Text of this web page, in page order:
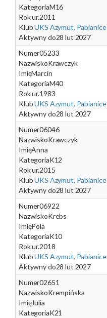
KategoriaM16
Rok ur.2011
KlubUKS Azymut, Pabianice
Aktywny do28 lut 2027
Numer05233
NazwiskoKrawczyk
ImięMarcin
KategoriaM40
Rok ur.1983
KlubUKS Azymut, Pabianice
Aktywny do28 lut 2027
Numer06046
NazwiskoKrawczyk
ImięAnna
KategoriaK12
Rok ur.2015
KlubUKS Azymut, Pabianice
Aktywny do28 lut 2027
Numer06922
NazwiskoKrebs
ImięPola
KategoriaK10
Rok ur.2018
KlubUKS Azymut, Pabianice
Aktywny do28 lut 2027
Numer02651
NazwiskoKrempińska
ImięJulia
KategoriaK21